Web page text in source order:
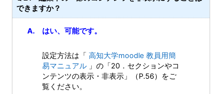
できますか？
A. はい、可能です。
設定方法は「 高知大学moodle 教員用簡
易マニュアル 」の「20．セクションやコ
ンテンツの表示・非表示」（P.56）をご
覧ください。